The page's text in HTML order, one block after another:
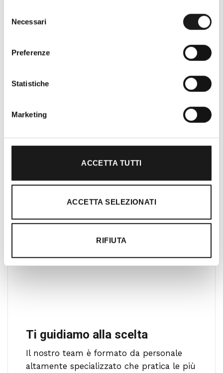
delNecessari
Preferenze
Statistiche
Marketing
ACCETTA TUTTI
ACCETTA SELEZIONATI
RIFIUTA
Oltre 30 anni di esperienza
Roma, RRTrek è il punto di riferimento
Lazio. Da sempre soddisfiamo i nostri
l’acquisto un’esperienza formativa e
Ti guidiamo alla scelta
Il nostro team è formato da personale
altamente specializzato che pratica le più